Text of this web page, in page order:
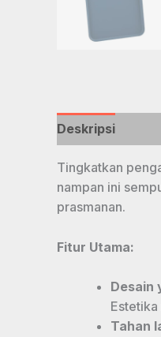
Deskripsi
Tingkatkan
nampan ini
prasmanan.
Fitur Utama:
Desain
Tahan